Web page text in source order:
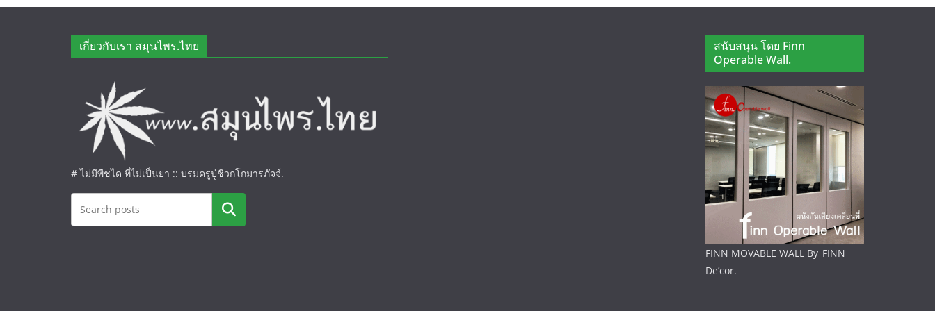
เกี่ยวกับเรา สมุนไพร.ไทย
# ไม่มีพืชได ที่ไม่เป็นยา :: บรมครูปู่ชีวกโกมารภัจจ์.
ค้นหา
สนับสนุน โดย Finn
Operable Wall.
FINN MOVABLE WALL By_FINN
De’cor.